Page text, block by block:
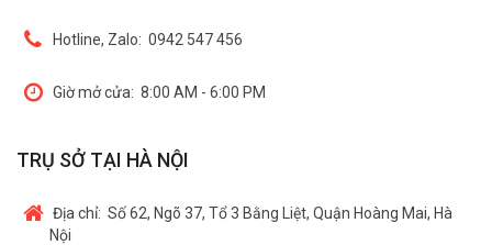
Hotline, Zalo: 0942 547 456
Giờ mở cửa: 8:00 AM - 6:00 PM
TRỤ SỞ TẠI HÀ NỘI
Địa chỉ: Số 62, Ngõ 37, Tổ 3 Bằng Liệt, Quận Hoàng Mai, Hà
Nội